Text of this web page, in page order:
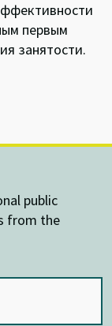
первым
занятости.
public
from the